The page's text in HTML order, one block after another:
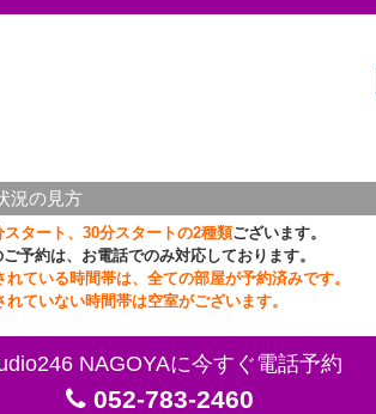
況の見方
スタート、30分スタートの2種類ございます。
予約は、お電話でのみ対応しております。
れている時間帯は、全ての部屋が予約済みです。
れていない時間帯は空室がございます。
NAGOYAに今すぐ電話予約
052-783-2460